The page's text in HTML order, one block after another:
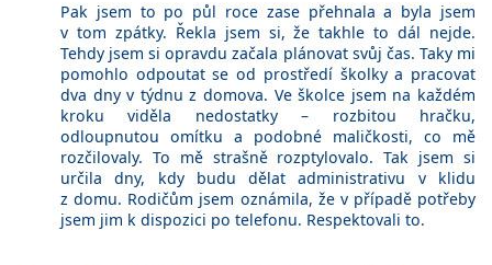
Pak jsem to po půl roce zase přehnala a byla jsem
v tom zpátky. Řekla jsem si, že takhle to dál nejde.
Tehdy jsem si opravdu začala plánovat svůj čas. Taky mi
pomohlo odpoutat se od prostředí školky a pracovat
dva dny v týdnu z domova. Ve školce jsem na každém
kroku viděla nedostatky – rozbitou hračku,
odloupnutou omítku a podobné maličkosti, co mě
rozčilovaly. To mě strašně rozptylovalo. Tak jsem si
určila dny, kdy budu dělat administrativu v klidu
z domu. Rodičům jsem oznámila, že v případě potřeby
jsem jim k dispozici po telefonu. Respektovali to.